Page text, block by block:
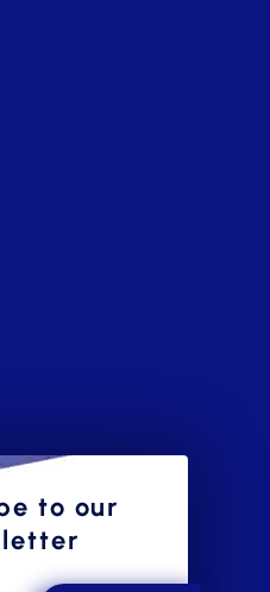
to our